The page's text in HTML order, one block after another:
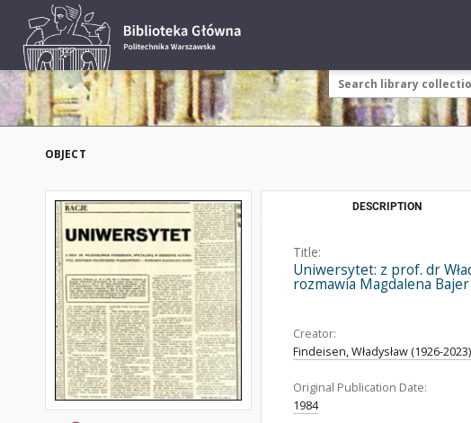
OBJECT
DESCRIPTION
Title:
Uniwersytet: z prof. dr
rozmawia Magdalena Bajer
Creator:
Findeisen, Władysław (1926-2023)
Original Publication Date:
1984